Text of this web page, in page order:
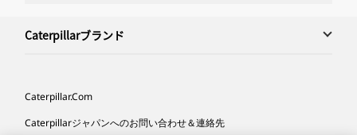
Caterpillarブランド
Caterpillar.com
Caterpillarジャパンへのお問い合わせ＆連絡先